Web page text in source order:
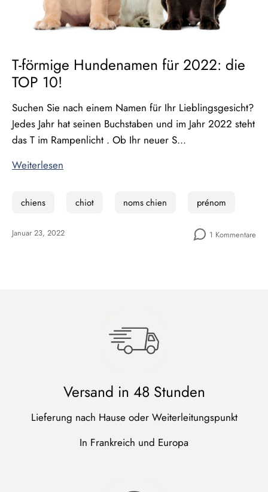
T-förmige Hundenamen für 2022: die
TOP 10!
Suchen Sie nach einem Namen für Ihr Lieblingsgesicht?
Jedes Jahr hat seinen Buchstaben und im Jahr 2022 steht
das T im Rampenlicht . Ob Ihr neuer S...
Weiterlesen
chiens chiot noms chien prénom
Januar 23, 2022 1 Kommentare
Versand in 48 Stunden
Lieferung nach Hause oder Weiterleitungspunkt
In Frankreich und Europa